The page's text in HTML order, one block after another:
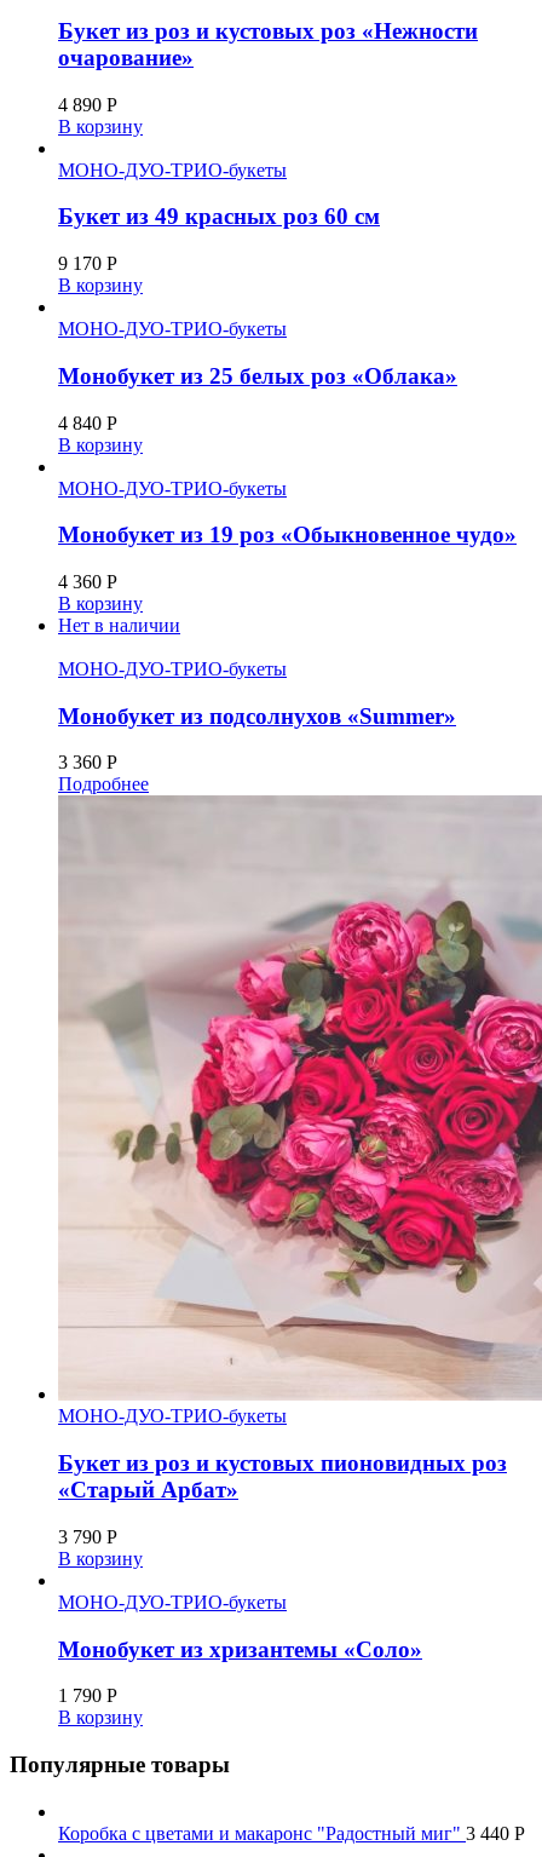
Букет из роз и кустовых роз «Нежности
очарование»
4 890 Р
В корзину
МОНО-ДУО-ТРИО-букеты
Букет из 49 красных роз 60 см
9 170 Р
В корзину
МОНО-ДУО-ТРИО-букеты
Монобукет из 25 белых роз «Облака»
4 840 Р
В корзину
МОНО-ДУО-ТРИО-букеты
Монобукет из 19 роз «Обыкновенное чудо»
4 360 Р
В корзину
Нет в наличии
МОНО-ДУО-ТРИО-букеты
Монобукет из подсолнухов «Summer»
3 360 Р
Подробнее
МОНО-ДУО-ТРИО-букеты
Букет из роз и кустовых пионовидных роз
«Старый Арбат»
3 790 Р
В корзину
МОНО-ДУО-ТРИО-букеты
Монобукет из хризантемы «Соло»
1 790 Р
В корзину
Популярные товары
Коробка с цветами и макаронс "Радостный миг" 3 440 Р